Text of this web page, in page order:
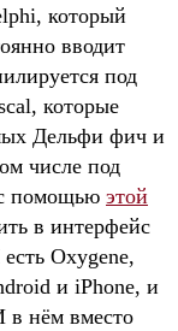
который
вводит
под
которые
Дельфи фич и
числе под
помощью этой
в интерфейс
Oxygene,
и iPhone, и
в нём вместо